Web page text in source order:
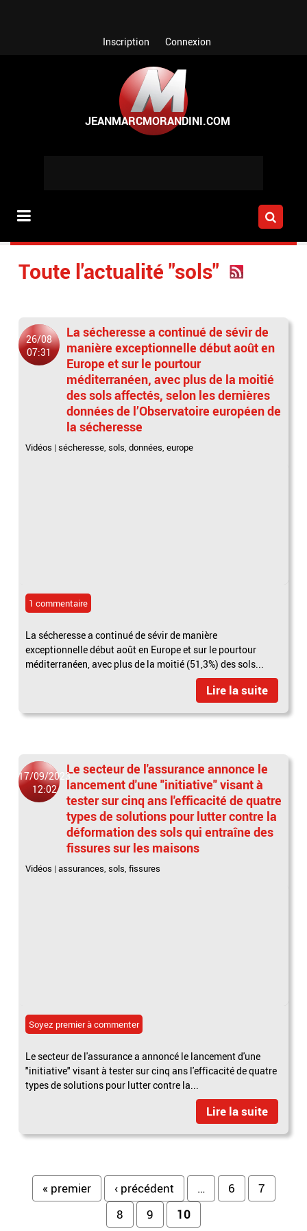
Inscription Connexion
Toute l'actualité "sols"
26/08
07:31
La sécheresse a continué de sévir de
manière exceptionnelle début août en
Europe et sur le pourtour
méditerranéen, avec plus de la moitié
des sols affectés, selon les dernières
données de l’Observatoire européen de
la sécheresse
Vidéos |sécheresse,sols,données,europe
1 commentaire
La sécheresse a continué de sévir de manière
exceptionnelle début août en Europe et sur le pourtour
méditerranéen, avec plus de la moitié (51,3%) des sols...
Lire la suite
17/09/2023
12:02
Le secteur de l'assurance annonce le
lancement d'une "initiative" visant à
tester sur cinq ans l'efficacité de quatre
types de solutions pour lutter contre la
déformation des sols qui entraîne des
fissures sur les maisons
Vidéos |assurances,sols,fissures
Soyez premier à commenter
Le secteur de l'assurance a annoncé le lancement d'une
"initiative" visant à tester sur cinq ans l'efficacité de quatre
types de solutions pour lutter contre la...
Lire la suite
Pages
« premier ‹ précédent … 6
7
8
9 10